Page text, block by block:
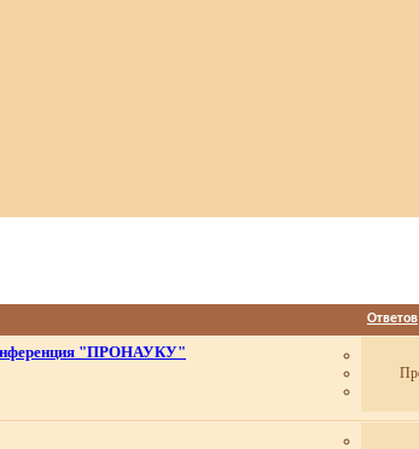
Ответов
"ПРОНАУКУ"